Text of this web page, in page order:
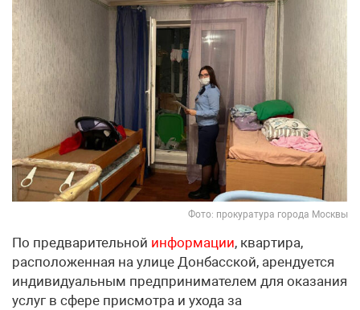
Фото: прокуратура города Москвы
По предварительной информации, квартира,
расположенная на улице Донбасской, арендуется
индивидуальным предпринимателем для оказания
услуг в сфере присмотра и ухода за